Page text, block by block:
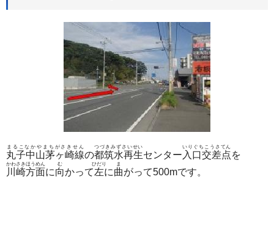
丸子中山茅ヶ崎線
まるこなかやまちがさきせん
の都筑水再生
つづきみずさいせい
センター 入口交差点
いりぐちこうさてん
を
川崎方面
かわさきほうめん
に向
む
かって左
ひだり
に曲
ま
がって500mです。